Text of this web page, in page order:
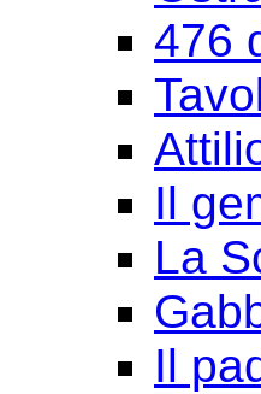
476
Il
La
Il